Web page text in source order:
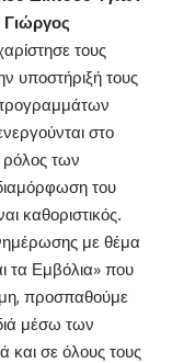
Γιώργος
τους
υποστήριξή τους
στο
ρόλος των
του
καθοριστικός.
με θέμα
τα Εμβόλια» που
προσπαθούμε
μέσω των
και σε όλους τους